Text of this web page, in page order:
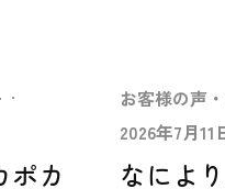
·
ポカ
お客様の声
2026年7月11
なによ